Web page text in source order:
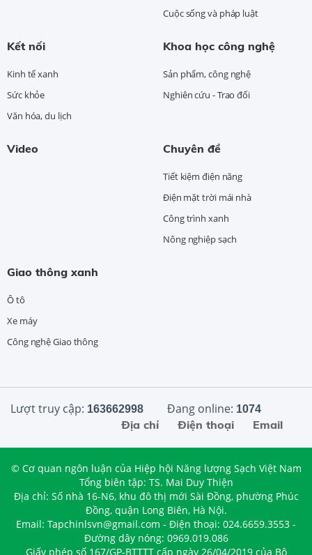
Cuộc sống và pháp luật
Kết nối
Kinh tế xanh
Sức khỏe
Văn hóa, du lịch
Khoa học công nghệ
Sản phẩm, công nghệ
Nghiên cứu - Trao đổi
Video Chuyên đề
Tiết kiệm điện năng
Điện mặt trời mái nhà
Công trình xanh
Nông nghiệp sạch
Giao thông xanh
Ô tô
Xe máy
Công nghệ Giao thông
Lượt truy cập: 163662998 Đang online: 1074
Email
Điện thoại
Địa chỉ
© Cơ quan ngôn luận của Hiệp hội Năng lượng Sạch Việt Nam
Tổng biên tập: TS. Mai Duy Thiện
Địa chỉ: Số nhà 16-N6, khu đô thị mới Sài Đồng, phường Phúc
Đồng, quận Long Biên, Hà Nội.
Email: Tapchinlsvn@gmail.com - Điện thoại: 024.6659.3553 -
Đường dây nóng: 0969.019.086
Giấy phép số 167/GP-BTTTT cấp ngày 26/04/2019 của Bộ